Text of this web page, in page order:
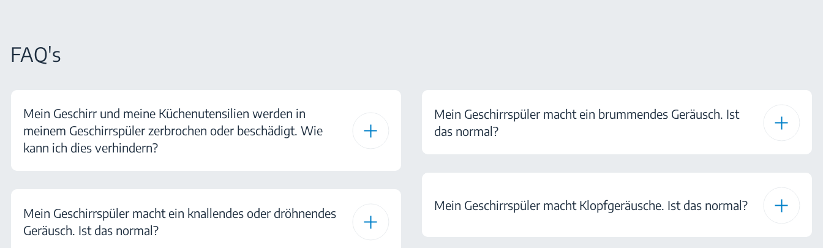
FAQ's
Mein Geschirr und meine Küchenutensilien werden in
meinem Geschirrspüler zerbrochen oder beschädigt. Wie
kann ich dies verhindern?
Mein Geschirrspüler macht ein knallendes oder dröhnendes
Geräusch. Ist das normal?
Mein Geschirrspüler macht ein brummendes Geräusch. Ist
das normal?
Mein Geschirrspüler macht Klopfgeräusche. Ist das normal?